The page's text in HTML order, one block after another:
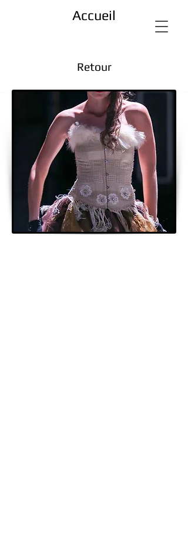
Accueil
Retour